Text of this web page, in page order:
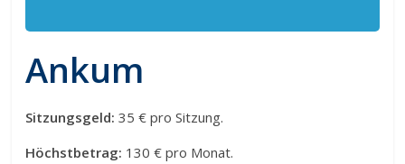
Ankum
Sitzungsgeld:35 € pro Sitzung.
Höchstbetrag: 130 € pro Monat.